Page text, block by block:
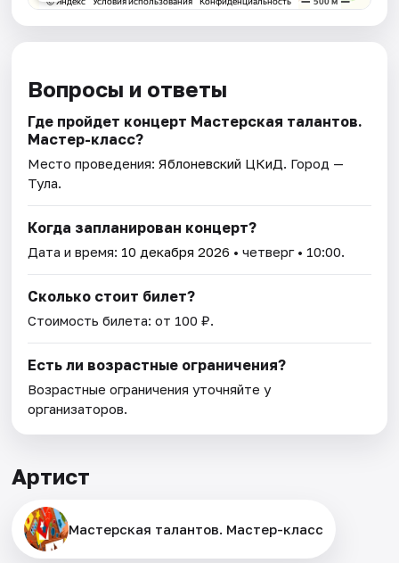
Вопросы и ответы
Где пройдет концерт Мастерская талантов.
Мастер-класс?
Место проведения:Яблоневский ЦКиД. Город —
Тула.
Когда запланирован концерт?
Дата и время: 10 декабря 2026 • четверг • 10:00.
Сколько стоит билет?
Стоимость билета: от 100 ₽.
Есть ли возрастные ограничения?
Возрастные ограничения уточняйте у
организаторов.
Артист
Мастерская талантов. Мастер-класс